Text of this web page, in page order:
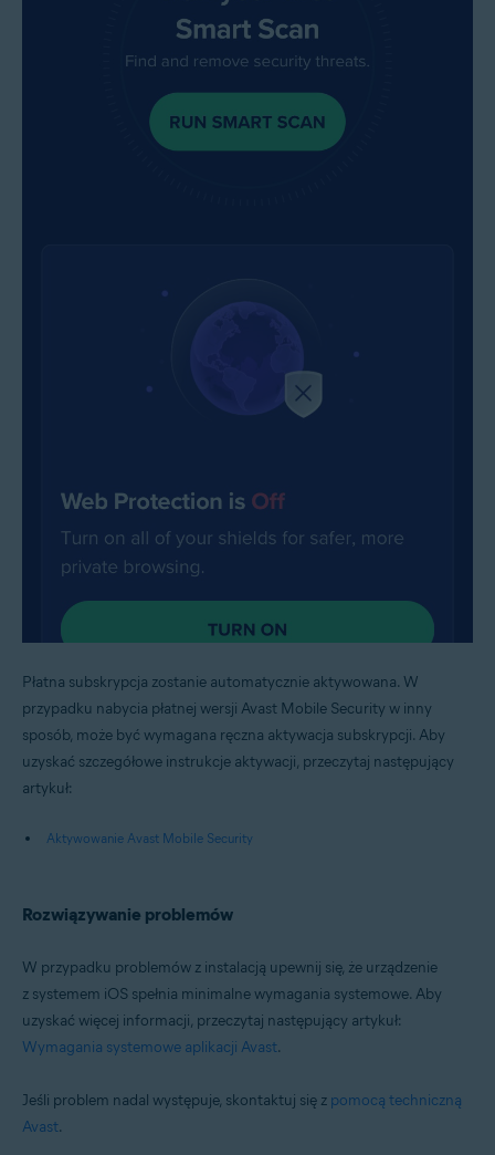
Płatna subskrypcja zostanie automatycznie aktywowana. W
przypadku nabycia płatnej wersji Avast Mobile Security w inny
sposób, może być wymagana ręczna aktywacja subskrypcji. Aby
uzyskać szczegółowe instrukcje aktywacji, przeczytaj następujący
artykuł:
Aktywowanie Avast Mobile Security
Rozwiązywanie problemów
W przypadku problemów z instalacją upewnij się, że urządzenie
z systemem iOS spełnia minimalne wymagania systemowe. Aby
uzyskać więcej informacji, przeczytaj następujący artykuł:
Wymagania systemowe aplikacji Avast.
Jeśli problem nadal występuje, skontaktuj się z pomocą techniczną
Avast.